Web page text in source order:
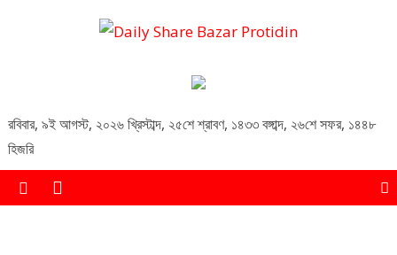
রবিবার, ৯ই আগস্ট, ২০২৬ খ্রিস্টাব্দ, ২৫শে শ্রাবণ, ১৪৩৩ বঙ্গাব্দ, ২৬শে সফর, ১৪৪৮
হিজরি